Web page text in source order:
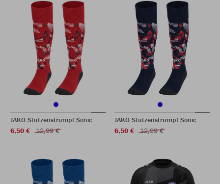
JAKO Stutzenstrumpf Sonic
6,50 €
12,99 €
JAKO Stutzenstrumpf Sonic
6,50 €
12,99 €